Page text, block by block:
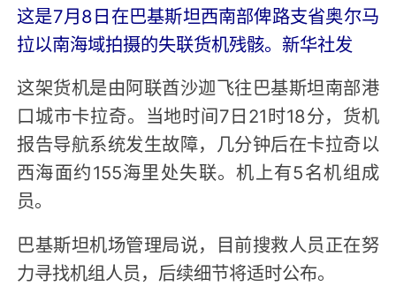
这是7月8日在巴基斯坦西南部俾路支省奥尔马
拉以南海域拍摄的失联货机残骸。新华社发
这架货机是由阿联酋沙迦飞往巴基斯坦南部港
口城市卡拉奇。当地时间7日21时18分，货机
报告导航系统发生故障，几分钟后在卡拉奇以
西海面约155海里处失联。机上有5名机组成
员。
巴基斯坦机场管理局说，目前搜救人员正在努
力寻找机组人员，后续细节将适时公布。